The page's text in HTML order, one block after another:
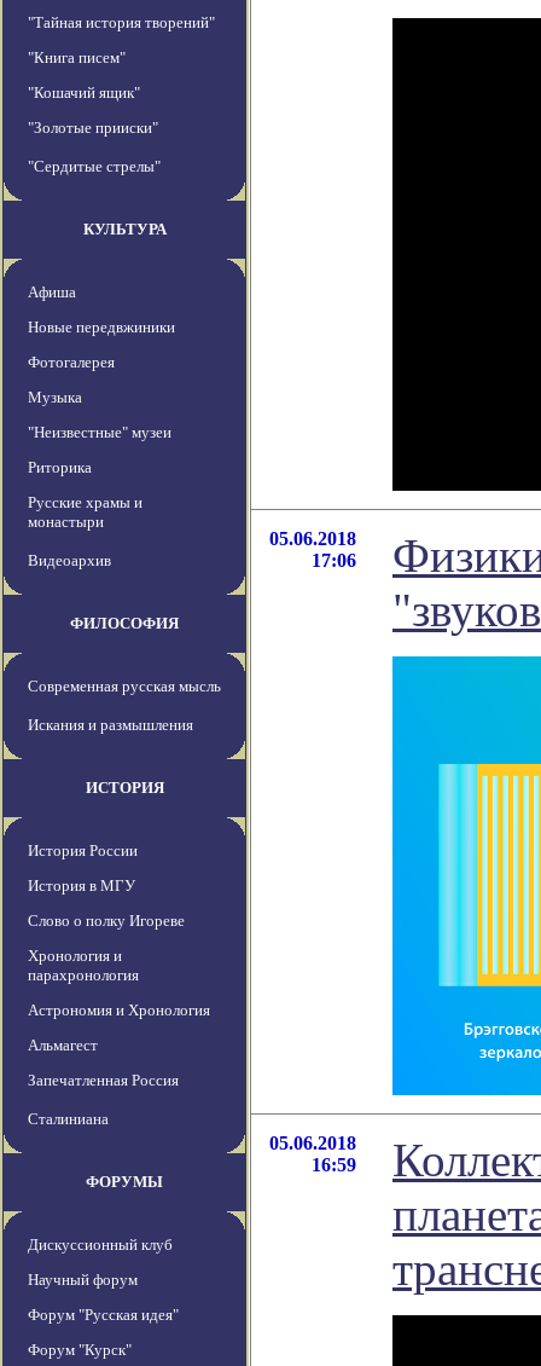
"Тайная история творений"
"Книга писем"
"Кошачий ящик"
"Золотые прииски"
"Сердитые стрелы"
КУЛЬТУРА
Афиша
Новые передвжиники
Фотогалерея
Музыка
"Неизвестные" музеи
Риторика
Русские храмы и
монастыри
Видеоархив
ФИЛОСОФИЯ
Современная русская мысль
Искания и размышления
ИСТОРИЯ
История России
История в МГУ
Слово о полку Игореве
Хронология и
парахронология
Астрономия и Хронология
Альмагест
Запечатленная Россия
Сталиниана
ФОРУМЫ
Дискуссионный клуб
Научный форум
Форум "Русская идея"
Форум "Курск"
05.06.2018
17:06
05.06.2018
16:59